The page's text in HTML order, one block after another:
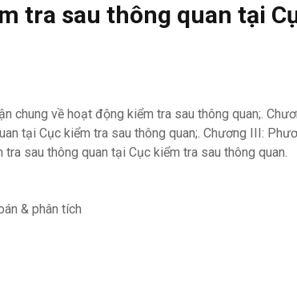
tra sau thông quan tại
chung về hoạt động kiểm tra sau thông quan;.
tại Cục kiểm tra sau thông quan;. Chương III:
sau thông quan tại Cục kiểm tra sau thông quan.
& phân tích